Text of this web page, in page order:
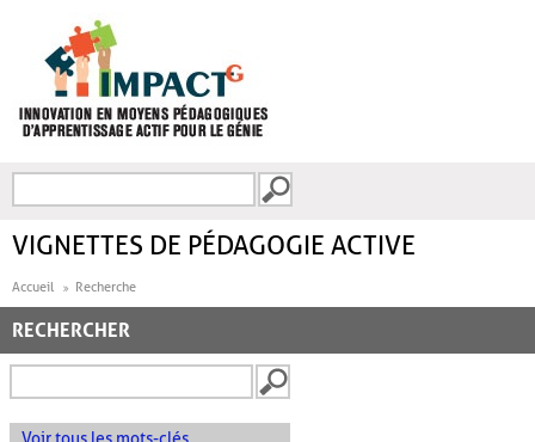
FORMULAIRE DE
VIGNETTES DE PÉDAGOGIE ACTIVE
Accueil Recherche
RECHERCHER